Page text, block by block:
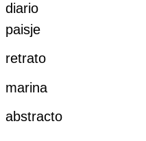
diario
paisje
retrato
marina
abstracto